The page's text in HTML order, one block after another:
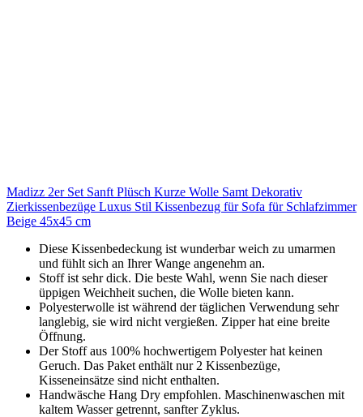
Madizz 2er Set Sanft Plüsch Kurze Wolle Samt Dekorativ
Zierkissenbezüge Luxus Stil Kissenbezug für Sofa für Schlafzimmer
Beige 45x45 cm
Diese Kissenbedeckung ist wunderbar weich zu umarmen
und fühlt sich an Ihrer Wange angenehm an.
Stoff ist sehr dick. Die beste Wahl, wenn Sie nach dieser
üppigen Weichheit suchen, die Wolle bieten kann.
Polyesterwolle ist während der täglichen Verwendung sehr
langlebig, sie wird nicht vergießen. Zipper hat eine breite
Öffnung.
Der Stoff aus 100% hochwertigem Polyester hat keinen
Geruch. Das Paket enthält nur 2 Kissenbezüge,
Kisseneinsätze sind nicht enthalten.
Handwäsche Hang Dry empfohlen. Maschinenwaschen mit
kaltem Wasser getrennt, sanfter Zyklus.